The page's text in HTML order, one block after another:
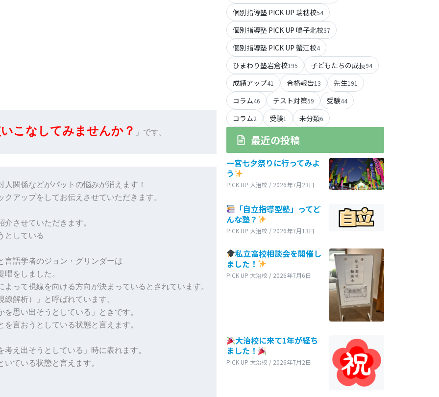
こなしてみませんか？
関係などがパットの悩みが消えます！
アップをしてお伝えさせていただきます。
させていただきます。
としている
言語学者のジョン・グリンダーは
をしました。
って視線を向ける方向が決まっているとされています。
解析）」と呼ばれています。
思い出そうとしている」ときです。
言おうとしている状態と言えます。
え出そうとしている」時に表れます。
ている状態と言えます。
個別指導塾 PICK UP 瑞穂校54
個別指導塾 PICK UP 鳴子北校37
個別指導塾 PICK UP 蟹江校4
ひまわり塾岩倉校195 子どもたちの成長94
成績アップ41 合格報告13 先生191
コラム46 テスト対策59 受験44
コラム2 受験1 未分類6
最近の投稿
一宮七夕祭りに行ってみよ
う
PICK UP 大治校 / 2026年7月23日
「自立指導型塾」ってど
んな塾？
PICK UP 大治校 / 2026年7月13日
私立高校相談会を開催し
ました！
PICK UP 大治校 / 2026年7月6日
大治校に来て1年が経ち
ました！
PICK UP 大治校 / 2026年7月2日